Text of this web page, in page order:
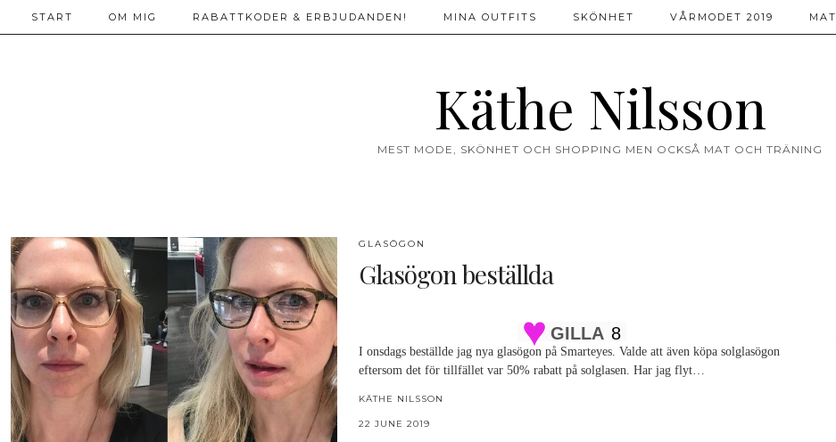
Käthe Nilsson
MEST MODE, SKÖNHET OCH SHOPPING MEN OCKSÅ MAT OCH TRÄNING
START OM MIG RABATTKODER & ERBJUDANDEN! MINA OUTFITS SKÖNHET VÅRMODET 2019 MAT
GLASÖGON
Glasögon beställda
GILLA 8
I onsdags beställde jag nya glasögon på Smarteyes. Valde att även köpa solglasögon
eftersom det för tillfället var 50% rabatt på solglasen. Har jag flyt…
KÄTHE NILSSON
22 JUNE 2019